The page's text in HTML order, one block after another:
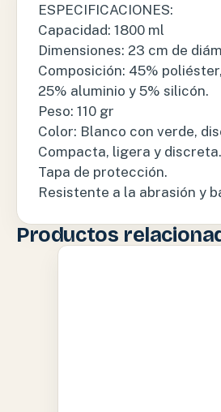
ESPECIFICACIONES:
Capacidad: 1800 ml
Dimensiones: 23 cm de
Composición: 45%
25% aluminio y 5% silicón.
Peso: 110 gr
Color: Blanco con verde,
Compacta, ligera y discreta.
Tapa de protección.
Resistente a la abrasión y
Productos